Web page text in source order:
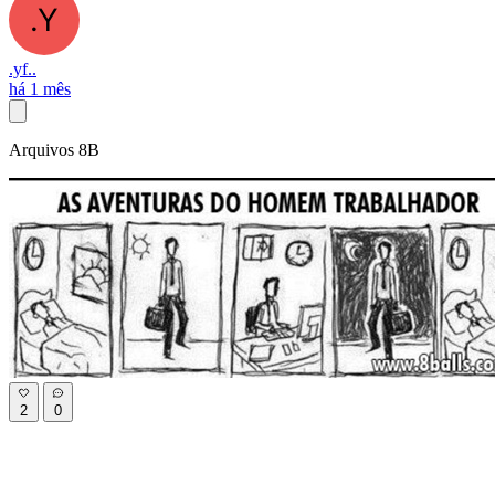
.yf..
há 1 mês
Arquivos 8B
2 0